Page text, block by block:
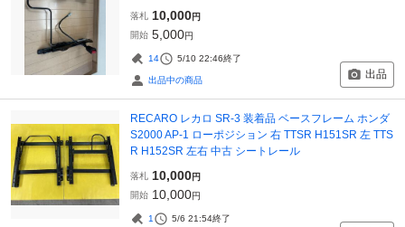
落札 10,000円
開始 5,000円
14 5/10 22:46終了
出品中の商品 出品
RECARO レカロ SR-3 装着品 ベースフレーム ホンダ
S2000 AP-1 ローポジション 右 TTSR H151SR 左 TTS
R H152SR 左右 中古 シートレール
落札 10,000円
開始 10,000円
1 5/6 21:54終了